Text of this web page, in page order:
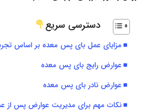
دسترسی سریع
مزایای عمل بای پس معده بر اساس
عوارض رایج بای پس معده
عوارض نادر بای پس معده
نکات مهم برای مدیریت عوارض پس از